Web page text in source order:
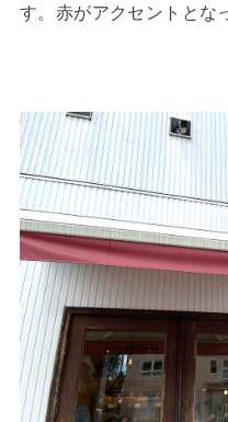
す。赤がアクセントとな